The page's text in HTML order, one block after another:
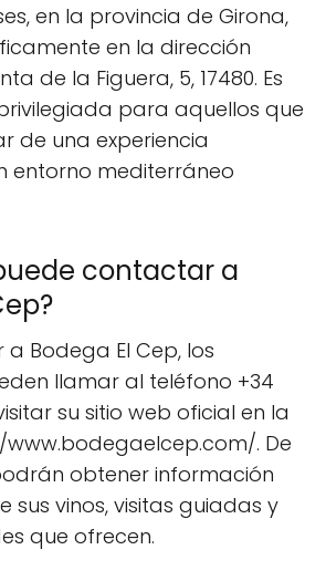
en la provincia de Girona,
en la dirección
de la Figuera, 5, 17480. Es
para aquellos que
de una experiencia
entorno mediterráneo
contactar a
Bodega El Cep, los
llamar al teléfono +34
su sitio web oficial en la
. De
obtener información
vinos, visitas guiadas y
que ofrecen.